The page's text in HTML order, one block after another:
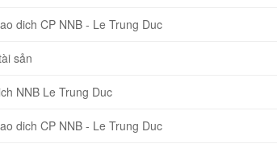
dich CP NNB - Le Trung Duc
sản
NNB Le Trung Duc
dich CP NNB - Le Trung Duc